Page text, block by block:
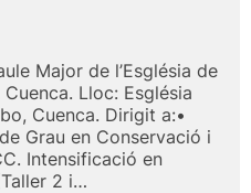
Major de l’Església de
Lloc: Església
Cuenca. Dirigit a:•
Grau en Conservació i
Intensificació en
2 i…